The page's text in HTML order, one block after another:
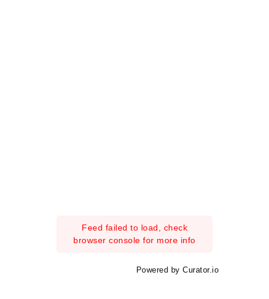
Feed failed to load, check
browser console for more info
Powered by Curator.io